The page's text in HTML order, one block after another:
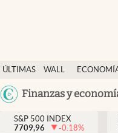
ÚLTIMAS
NOTICIAS
WALL
DÓLAR
Finanzas y
Finanzas y economía
Wall Street y dólar
Inmigración
S&P 500 INDEX
7709,96
-0.18%